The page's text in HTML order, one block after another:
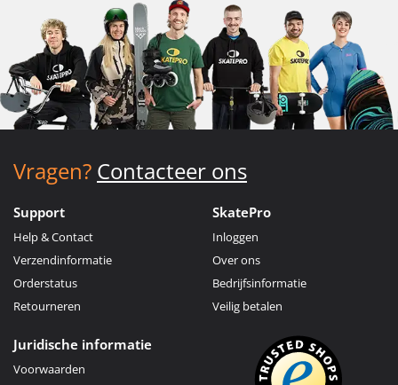
Vragen? Contacteer ons
Support
Help & Contact
Verzendinformatie
Orderstatus
Retourneren
SkatePro
Inloggen
Over ons
Bedrijfsinformatie
Veilig betalen
Juridische informatie
Voorwaarden